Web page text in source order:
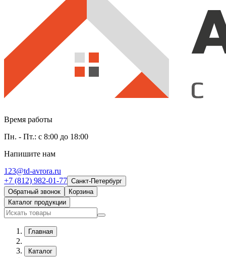
Время работы
Пн. - Пт.: с 8:00 до 18:00
Напишите нам
123@td-avrora.ru
+7 (812) 982-01-77 Санкт-Петербург
Обратный звонок
Корзина
Каталог продукции
Главная
Каталог